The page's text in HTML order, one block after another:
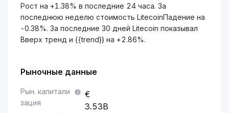
Рост на +1.38% в последние 24 часа. За
последнюю неделю стоимость LitecoinПадение на
-0.38%. За последние 30 дней Litecoin показывал
Вверх тренд и {{trend}} на +2.86%.
Рыночные данные
Рын. капитали
зация
3.53B